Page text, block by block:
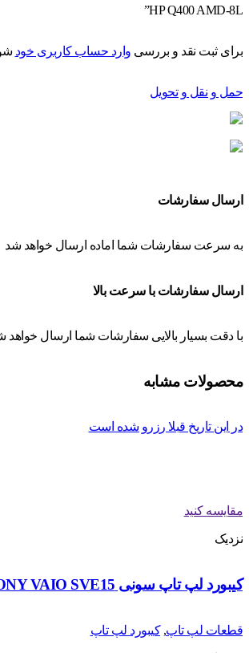
HP Q400 AMD-8L”
برای ثبت نقد و بررسی وارد حساب کاربری خود
حمل و نقل و تحویل
ارسال سفارشات
به سرعت سفارشات شما اماده ارسال خواهد شد
ارسال سفارشات با سرعت بالا
با دقت بسیار بالایی سفارشات شما ارسال خواهد
محصولات مشابه
در این تاریخ قبلا رزرو شده است
مقایسه کنید
نزدیک
کیبورد لپ تاپ سونی SONY VAIO SVE15
قطعات لپ تاپ,کیبورد لپ تاپ